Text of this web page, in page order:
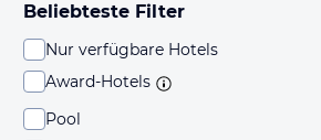
Beliebteste Filter
Nur verfügbare Hotels
Award-Hotels
Pool